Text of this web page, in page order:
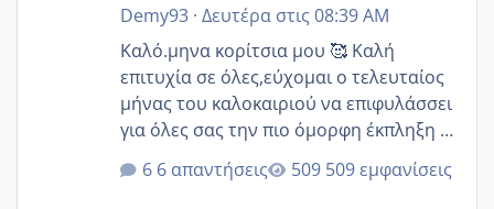
Demy93· Δευτέρα στις 08:39 AM
Καλό.μηνα κορίτσια μου 🥰 Καλή
επιτυχία σε όλες,εύχομαι ο τελευταίος
μήνας του καλοκαιριού να επιφυλάσσει
για όλες σας την πιο όμορφη έκπληξη 🧿
@Elk @Melikara86 @Παρασκευαιδου
@Zenia z @melitiniღ @Christi.D.
6 απαντήσεις 509 εμφανίσεις